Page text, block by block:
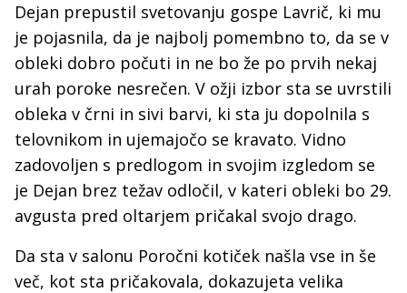
Dejan prepustil svetovanju gospe Lavrič, ki mu
je pojasnila, da je najbolj pomembno to, da se v
obleki dobro počuti in ne bo že po prvih nekaj
urah poroke nesrečen. V ožji izbor sta se uvrstili
obleka v črni in sivi barvi, ki sta ju dopolnila s
telovnikom in ujemajočo se kravato. Vidno
zadovoljen s predlogom in svojim izgledom se
je Dejan brez težav odločil, v kateri obleki bo 29.
avgusta pred oltarjem pričakal svojo drago.
Da sta v salonu Poročni kotiček našla vse in še
več, kot sta pričakovala, dokazujeta velika